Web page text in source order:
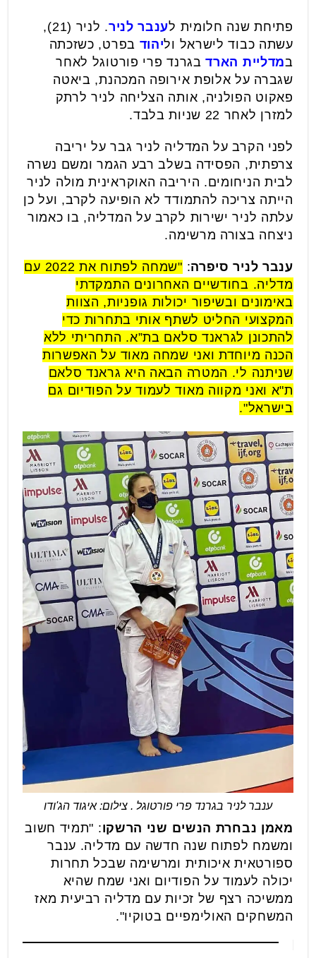
פתיחת שנה חלומית לענבר לניר
. לניר (21),
עשתה כבוד לישראל וליהוד בפרט, כשזכתה
במדליית הארדבגרנד פרי פורטוגל לאחר
שגברה על אלופת אירופה המכהנת, ביאטה
פאקוט הפולניה, אותה הצליחה לניר לרתק
למזרן לאחר 22 שניות בלבד.
לפני הקרב על המדליה לניר גבר על יריבה
צרפתית, הפסידה בשלב רבע הגמר ומשם נשרה
לבית הניחומים. היריבה האוקראינית מולה לניר
הייתה צריכה להתמודד לא הופיעה לקרב, ועל כן
עלתה לניר ישירות לקרב על המדליה, בו כאמור
ניצחה בצורה מרשימה.
ענבר לניר סיפרה:
"שמחה לפתוח את 2022 עם
מדליה. בחודשיים האחרונים התמקדתי
באימונים ובשיפור יכולות גופניות, הצוות
המקצועי החליט לשתף אותי בתחרות כדי
להתכונן לגראנד סלאם בת”א. התחריתי ללא
הכנה מיוחדת ואני שמחה מאוד על האפשרות
שניתנה לי. המטרה הבאה היא גראנד סלאם
ת"א ואני מקווה מאוד לעמוד על הפודיום גם
בישראל".
ענבר לניר בגרנד פרי פורטוגל . צילום: איגוד הג'ודו
מאמן נבחרת הנשים שני הרשקו: "תמיד חשוב
ומשמח לפתוח שנה חדשה עם מדליה. ענבר
ספורטאית איכותית ומרשימה שבכל תחרות
יכולה לעמוד על הפודיום ואני שמח שהיא
ממשיכה רצף של זכיות עם מדליה רביעית מאז
המשחקים האולימפיים בטוקיו".